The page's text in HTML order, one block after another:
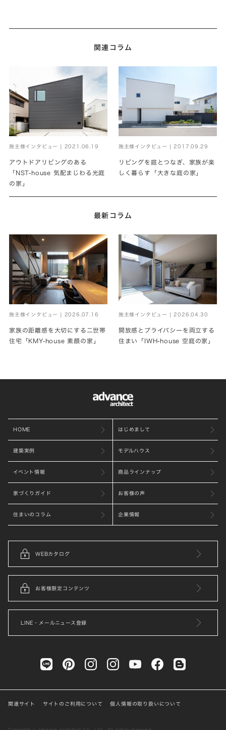
関連コラム
施主様インタビュー | 2021.06.19
アウトドアリビングのある
「NST-house 気配まじわる光庭
の家」
施主様インタビュー | 2017.09.29
リビングを庭とつなぎ、家族が楽
しく暮らす「大きな庭の家」
最新コラム
施主様インタビュー | 2026.07.16
家族の距離感を大切にする二世帯
住宅「KMY-house 素顔の家」
施主様インタビュー | 2026.04.30
開放感とプライバシーを両立する
住まい「IWH-house 空庭の家」
HOME はじめまして
建築実例 モデルハウス
イベント情報 商品ラインナップ
家づくりガイド お客様の声
住まいのコラム 企業情報
WEBカタログ
お客様限定コンテンツ
LINE・メールニュース登録
関連サイト サイトのご利用について 個人情報の取り扱いについて